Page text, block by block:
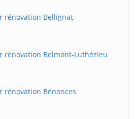
rénovation Bellignat
rénovation Belmont-Luthézieu
rénovation Bénonces